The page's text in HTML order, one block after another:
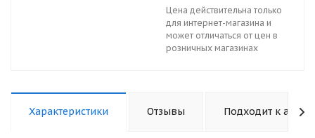
Цена действительна только
для интернет-магазина и
может отличаться от цен в
розничных магазинах
Характеристики Отзывы Подходит к авто